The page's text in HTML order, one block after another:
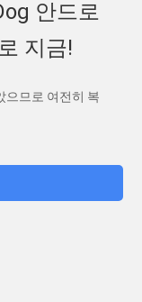
안드로
지금!
으므로 여전히 복